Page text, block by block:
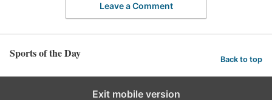
Leave a Comment
Sports of the Day Back to top
Exit mobile version